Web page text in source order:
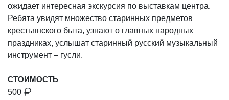
ожидает интересная экскурсия по выставкам центра.
Ребята увидят множество старинных предметов
крестьянского быта, узнают о главных народных
праздниках, услышат старинный русский музыкальный
инструмент – гусли.
СТОИМОСТЬ
500